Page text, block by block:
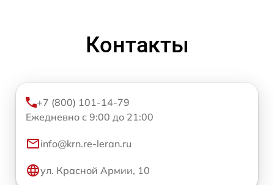
Контакты
+7 (800) 101-14-79
Ежедневно с 9:00 до 21:00
info@krn.re-leran.ru
ул. Красной Армии, 10